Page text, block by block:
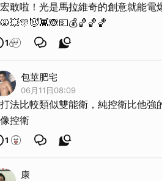
敢啦！光是馬拉維奇的創意就能電
1
包莖肥宅
06月11日08:09
法比較類似雙能衛，純控衛比他
控衛
1
康